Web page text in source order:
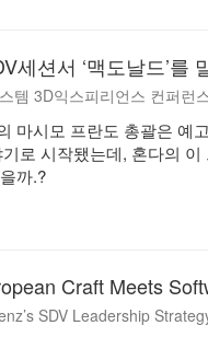
세션서 ‘맥도날드’를
템 3D익스피리언스 컨퍼런
마시모 프란도 총괄은 예
기로 시작됐는데, 혼다의
까.?
Craft Meets
SDV Leadership